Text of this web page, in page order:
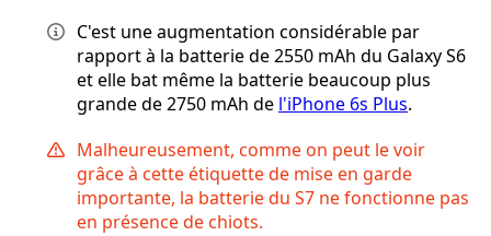
C'est une augmentation considérable par
rapport à la batterie de 2550 mAh du Galaxy S6
et elle bat même la batterie beaucoup plus
grande de 2750 mAh de l'iPhone 6s Plus.
Malheureusement, comme on peut le voir
grâce à cette étiquette de mise en garde
importante, la batterie du S7 ne fonctionne pas
en présence de chiots.